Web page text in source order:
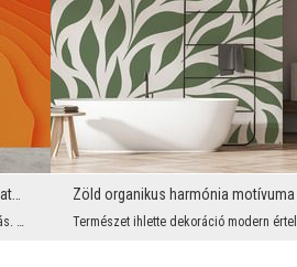
Energetikus absztrakció narancssárga árnyalatokban
Modern irodákba és kreatív terekbe ideális választás. Ez a dinamikus grafika magára vonja a figye...
Zöld organikus harmónia motívuma